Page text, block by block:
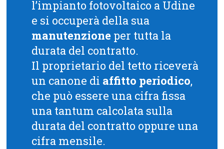
l’impianto fotovoltaico a Udine
e si occuperà della sua
manutenzione per tutta la
durata del contratto.
Il proprietario del tetto riceverà
un canone di affitto periodico,
che può essere una cifra fissa
una tantum calcolata sulla
durata del contratto oppure una
cifra mensile.